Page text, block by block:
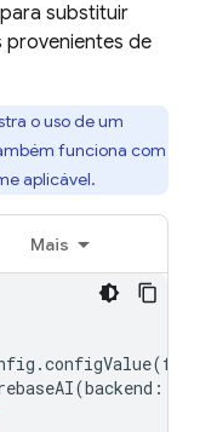
substituir
de
o uso de um
funciona com
aplicável.
Mais
.configValue(
(backend :